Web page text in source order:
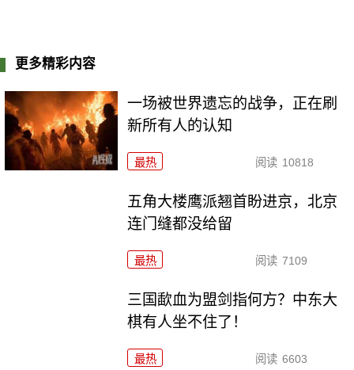
更多精彩内容
一场被世界遗忘的战争，正在刷
新所有人的认知
最热 阅读 10818
五角大楼鹰派翘首盼进京，北京
连门缝都没给留
最热 阅读 7109
三国歃血为盟剑指何方？中东大
棋有人坐不住了！
最热 阅读 6603